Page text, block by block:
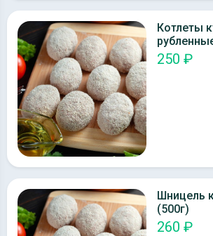
Котлеты
250 ₽
Шницель
(500г)
260 ₽